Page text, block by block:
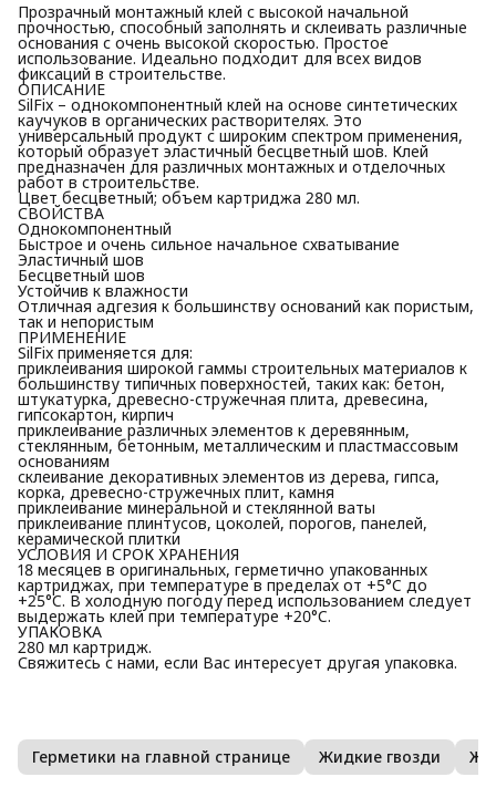
Прозрачный монтажный клей с высокой начальной
прочностью, способный заполнять и склеивать различные
основания с очень высокой скоростью. Простое
использование. Идеально подходит для всех видов
фиксаций в строительстве.
ОПИСАНИЕ
SilFix – однокомпонентный клей на основе синтетических
каучуков в органических растворителях. Это
универсальный продукт с широким спектром применения,
который образует эластичный бесцветный шов. Клей
предназначен для различных монтажных и отделочных
работ в строительстве.
Цвет бесцветный; объем картриджа 280 мл.
СВОЙСТВА
Однокомпонентный
Быстрое и очень сильное начальное схватывание
Эластичный шов
Бесцветный шов
Устойчив к влажности
Отличная адгезия к большинству оснований как пористым,
так и непористым
ПРИМЕНЕНИЕ
SilFix применяется для:
приклеивания широкой гаммы строительных материалов к
большинству типичных поверхностей, таких как: бетон,
штукатурка, древесно-стружечная плита, древесина,
гипсокартон, кирпич
приклеивание различных элементов к деревянным,
стеклянным, бетонным, металлическим и пластмассовым
основаниям
склеивание декоративных элементов из дерева, гипса,
корка, древесно-стружечных плит, камня
приклеивание минеральной и стеклянной ваты
приклеивание плинтусов, цоколей, порогов, панелей,
керамической плитки
УСЛОВИЯ И СРОК ХРАНЕНИЯ
18 месяцев в оригинальных, герметично упакованных
картриджах, при температуре в пределах от +5°C до
+25°C. В холодную погоду перед использованием следует
выдержать клей при температуре +20°C.
УПАКОВКА
280 мл картридж.
Свяжитесь с нами, если Вас интересует другая упаковка.
Герметики на главной странице Жидкие гвозди